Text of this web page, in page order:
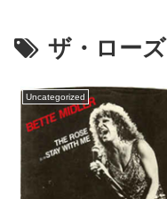
ザ・ローズ
Uncategorized